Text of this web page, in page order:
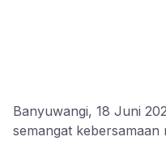
Banyuwangi, 18 Juni
semangat kebersamaan